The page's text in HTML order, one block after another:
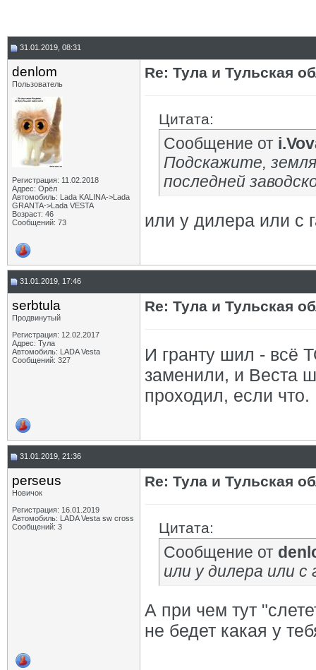
31.01.2019, 08:31
denlom
Пользователь
Регистрация: 11.02.2018
Адрес: Орёл
Автомобиль: Lada KALINA->Lada
GRANTA->Lada VESTA
Возраст: 46
Сообщений: 73
Re: Тула и Тульская
Цитата:
Сообщение от
Подскажите,
последней
или у дилера или с
31.01.2019, 17:46
serbtula
Продвинутый
Регистрация: 12.02.2017
Адрес: Тула
Автомобиль: LADA Vesta
Сообщений: 327
Re: Тула и Тульская
И гранту шил - всё
заменили, и Веста
проходил, если что.
31.01.2019, 21:36
perseus
Новичок
Регистрация: 16.01.2019
Автомобиль: LADA Vesta sw cross
Сообщений: 3
Re: Тула и Тульская
Цитата:
Сообщение от
или у дилера или
А при чем тут
не бедет какая у